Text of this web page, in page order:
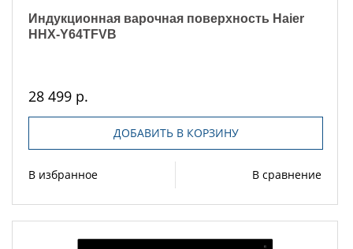
Индукционная варочная поверхность Haier
HHX-Y64TFVB
28 499 р.
ДОБАВИТЬ В КОРЗИНУ
В избранное В сравнение